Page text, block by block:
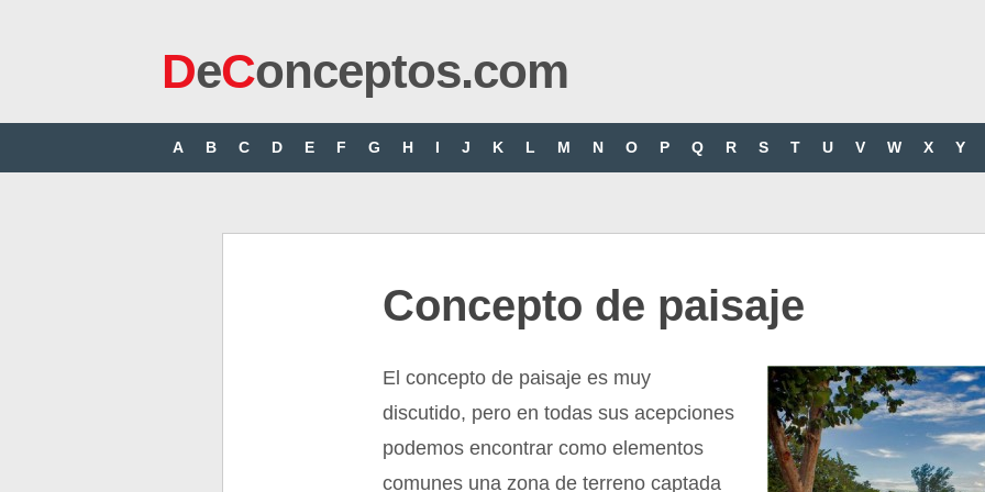
DeConceptos.com
A B C D E F G H I J K L M N O P Q R S T U V W X Y
Concepto de paisaje
El concepto de paisaje es muy
discutido, pero en todas sus acepciones
podemos encontrar como elementos
comunes una zona de terreno captada